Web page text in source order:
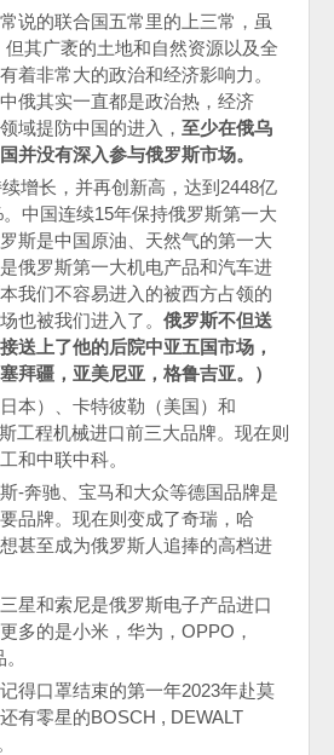
说的联合国五常里的上三常，虽
但其广袤的土地和自然资源以及全
着非常大的政治和经济影响力。
俄其实一直都是政治热，经济
域提防中国的进入， 至少在俄乌
并没有深入参与俄罗斯市场。
增长，并再创新高，达到 2448亿
。中国连续15年保持俄罗斯第一大
斯是中国原油、天然气的第一大
俄罗斯第一大机电产品和汽车进
我们不容易进入的被西方占领的
也被我们进入了。 俄罗斯不但送
送上了他的后院中亚五国市场，
拜疆，亚美尼亚，格鲁吉亚。）
本）、卡特彼勒（美国）和
工程机械进口前三大品牌。现在则
和中联中科。
-奔驰、宝马和大众等德国品牌是
品牌。现在则变成了奇瑞，哈
甚至成为俄罗斯人追捧的高档进
星和索尼是俄罗斯电子产品进口
多的是小米，华为， OPPO ，
得口罩结束的第一年2023年赴莫
有零星的BOSCH , DEWALT